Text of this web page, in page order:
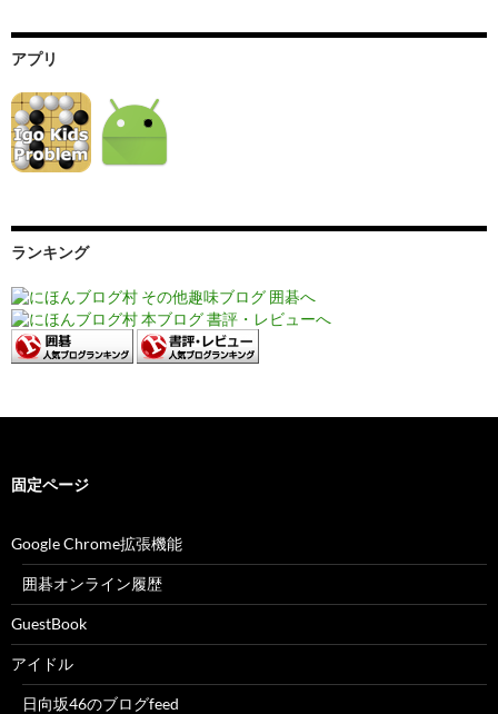
アプリ
ランキング
固定ページ
Google Chrome拡張機能
囲碁オンライン履歴
GuestBook
アイドル
日向坂46のブログfeed